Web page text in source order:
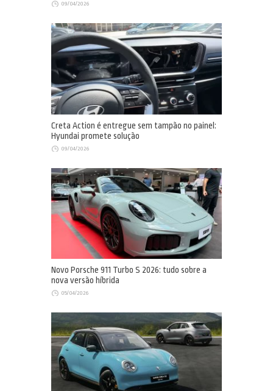
09/04/2026
Creta Action é entregue sem tampão no painel:
Hyundai promete solução
09/04/2026
Novo Porsche 911 Turbo S 2026: tudo sobre a
nova versão híbrida
05/04/2026